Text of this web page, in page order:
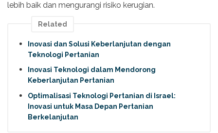
lebih baik dan mengurangi risiko kerugian.
Related
Inovasi dan Solusi Keberlanjutan dengan
Teknologi Pertanian
Inovasi Teknologi dalam Mendorong
Keberlanjutan Pertanian
Optimalisasi Teknologi Pertanian di Israel:
Inovasi untuk Masa Depan Pertanian
Berkelanjutan